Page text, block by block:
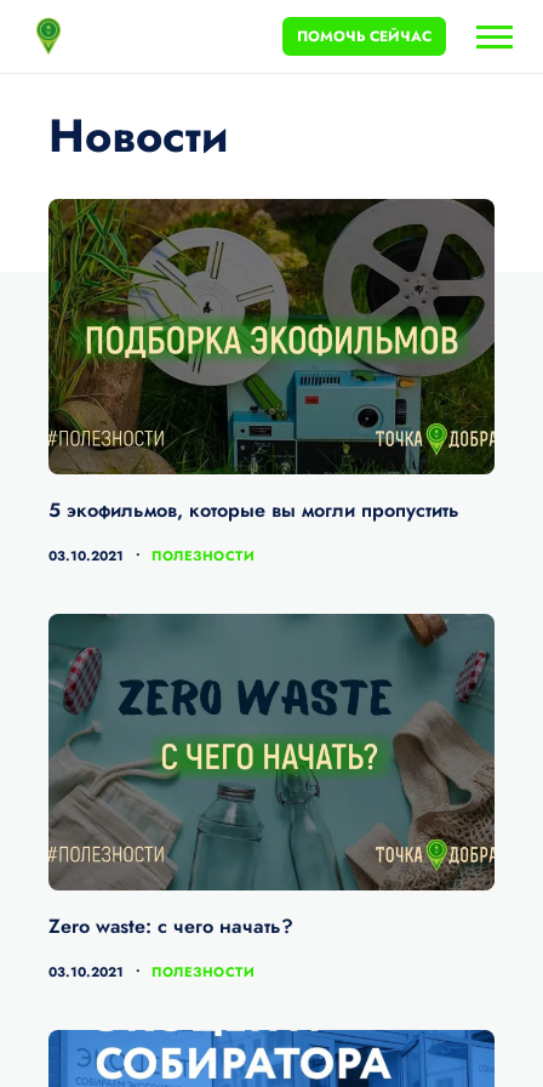
ПОМОЧЬ СЕЙЧАС
Новости
5 экофильмов, которые вы могли пропустить
03.10.2021 КАТЕГОРИИ
ПОЛЕЗНОСТИ
Zero waste: с чего начать?
03.10.2021 КАТЕГОРИИ
ПОЛЕЗНОСТИ